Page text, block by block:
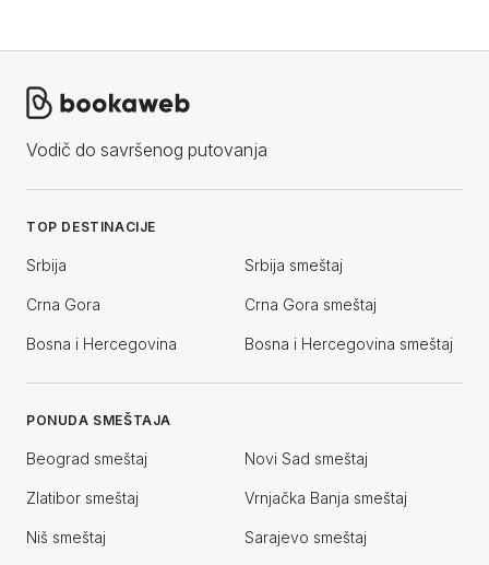
Vodič do savršenog putovanja
TOP DESTINACIJE
Srbija Srbija smeštaj
Crna Gora Crna Gora smeštaj
Bosna i Hercegovina Bosna i Hercegovina smeštaj
PONUDA SMEŠTAJA
Beograd smeštaj Novi Sad smeštaj
Zlatibor smeštaj Vrnjačka Banja smeštaj
Niš smeštaj Sarajevo smeštaj